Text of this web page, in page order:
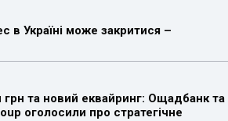
в Україні може закритися –
та новий еквайринг: Ощадбанк та
оголосили про стратегічне